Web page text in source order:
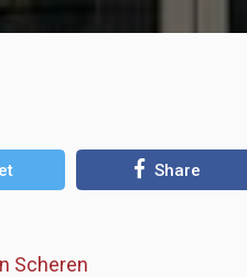
Share
Scheren